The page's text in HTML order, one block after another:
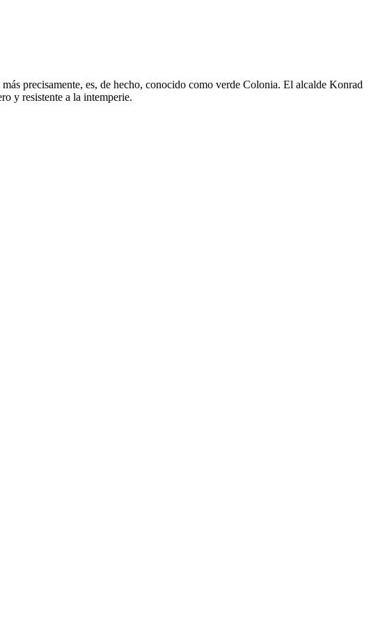
precisamente, es, de hecho, conocido como verde Colonia. El alcalde Konrad
y resistente a la intemperie.